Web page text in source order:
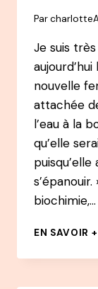
Par
Je suis
nouvelle
attachée
l’eau à la
qu’elle
biochimie,…
EN SAVOIR +